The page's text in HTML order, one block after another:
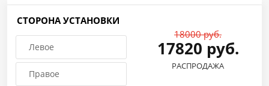
СТОРОНА УСТАНОВКИ
Левое
Правое
18000 руб.
17820 руб.
РАСПРОДАЖА